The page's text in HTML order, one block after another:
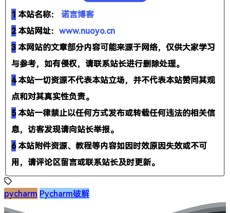
1 本站名称：
诺言博客
2本站网址： www.nuoyo.cn
3本网站的文章部分内容可能来源于网络，仅供大家学习
与参考，如有侵权，请联系站长进行删除处理。
4本站一切资源不代表本站立场，并不代表本站赞同其观
点和对其真实性负责。
5本站一律禁止以任何方式发布或转载任何违法的相关信
息，访客发现请向站长举报。
6本站附件资源、教程等内容如因时效原因失效或不可
用，请评论区留言或联系站长及时更新。
pycharm Pycharm破解